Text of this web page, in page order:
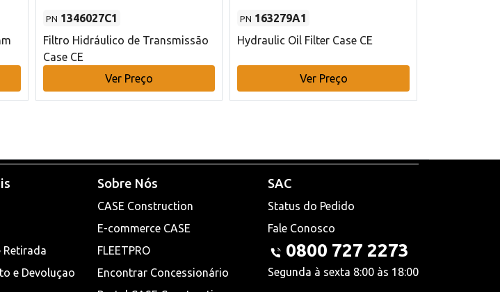
PN 1346027C1
Filtro Hidráulico de Transmissão
Case CE
Ver Preço
PN 163279A1
Hydraulic Oil Filter Case CE
Ver Preço
Retirada
e Devoluçao
Sobre Nós
CASE Construction
E-commerce CASE
FLEETPRO
Encontrar Concessionário
SAC
Status do Pedido
Fale Conosco
0800 727 2273
Segunda à sexta 8:00 às 18:00